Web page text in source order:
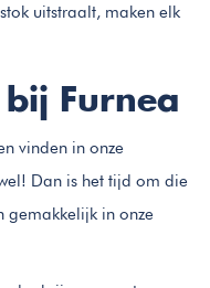
uitstraalt, maken elk
Furnea
vinden in onze
Dan is het tijd om die
gemakkelijk in onze